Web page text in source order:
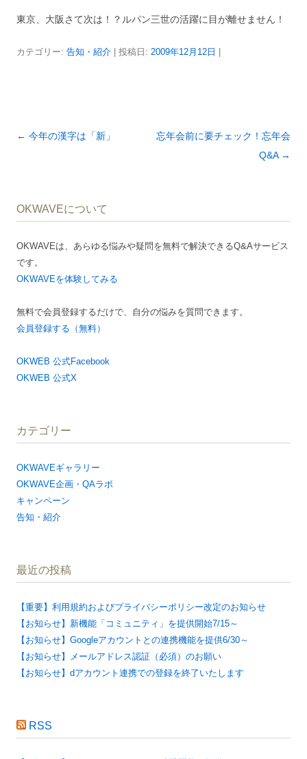
東京、大阪さて次は！？ルパン三世の活躍に目が離せません！
カテゴリー: 告知・紹介 | 投稿日: 2009年12月12日
投
ゲ
シ
ョ
← 今年の漢字は「新」
忘年会前に要チェック！忘年会
Q&A →
OKWAVEについて
OKWAVEは、あらゆる悩みや疑問を無料で解決できるQ&Aサービス
です。
OKWAVEを体験してみる
無料で会員登録するだけで、自分の悩みを質問できます。
会員登録する（無料）
OKWEB 公式Facebook
OKWEB 公式X
カテゴリー
OKWAVEギャラリー
OKWAVE企画・QAラボ
キャンペーン
告知・紹介
最近の投稿
【重要】利用規約およびプライバシーポリシー改定のお知らせ
【お知らせ】新機能「コミュニティ」を提供開始7/15～
【お知らせ】Googleアカウントとの連携機能を提供6/30～
【お知らせ】メールアドレス認証（必須）のお願い
【お知らせ】dアカウント連携での登録を終了いたします
RSS